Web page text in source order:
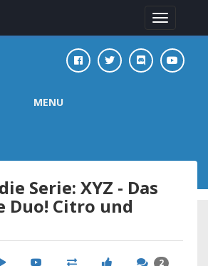
Toggle
navigation
MENU
Serie: XYZ - Das
Citro und
2